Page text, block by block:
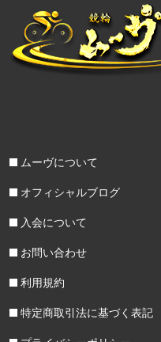
ムーヴについて
オフィシャルブログ
入会について
お問い合わせ
利用規約
特定商取引法に基づく表記